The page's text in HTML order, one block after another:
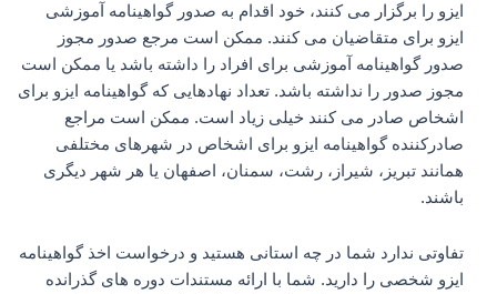
ایزو را برگزار می کنند، خود اقدام به صدور گواهینامه آموزشی
ایزو برای متقاضیان می کنند. ممکن است مرجع صدور مجوز
صدور گواهینامه آموزشی برای افراد را داشته باشد یا ممکن است
مجوز صدور را نداشته باشد. تعداد نهادهایی که گواهینامه ایزو برای
اشخاص صادر می کنند خیلی زیاد است. ممکن است مراجع
صادرکننده گواهینامه ایزو برای اشخاص در شهرهای مختلفی
همانند تبریز، شیراز، رشت، سمنان، اصفهان یا هر شهر دیگری
باشند.
تفاوتی ندارد شما در چه استانی هستید و درخواست اخذ گواهینامه
ایزو شخصی را دارید. شما با ارائه مستندات دوره های گذرانده